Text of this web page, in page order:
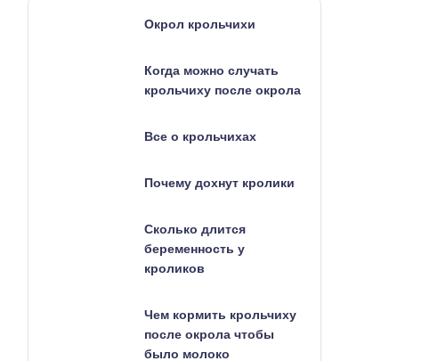
Окрол крольчихи
Когда можно случать
крольчиху после окрола
Все о крольчихах
Почему дохнут кролики
Сколько длится
беременность у
кроликов
Чем кормить крольчиху
после окрола чтобы
было молоко